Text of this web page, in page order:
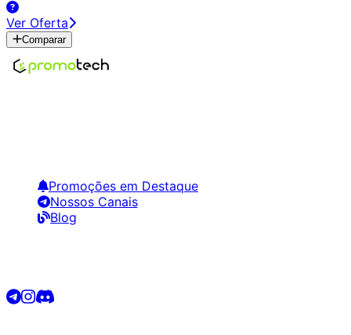
Ver Oferta
Comparar
Promoções em Destaque
Nossos Canais
Blog